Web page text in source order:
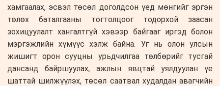
хамгаалах, эсвэл төсөл доголдсон үед мөнгийг эргэн
төлөх баталгааны тогтолцоог тодорхой заасан
зохицуулалт хангалтгүй хэвээр байгааг иргэд болон
мэргэжлийн хүмүүс хэлж байна. Уг нь олон улсын
жишигт орон сууцны урьдчилгаа төлбөрийг тусгай
дансанд байршуулах, ажлын явцтай уялдуулан үе
шаттай шилжүүлэх, төсөл саатвал худалдан авагчийн